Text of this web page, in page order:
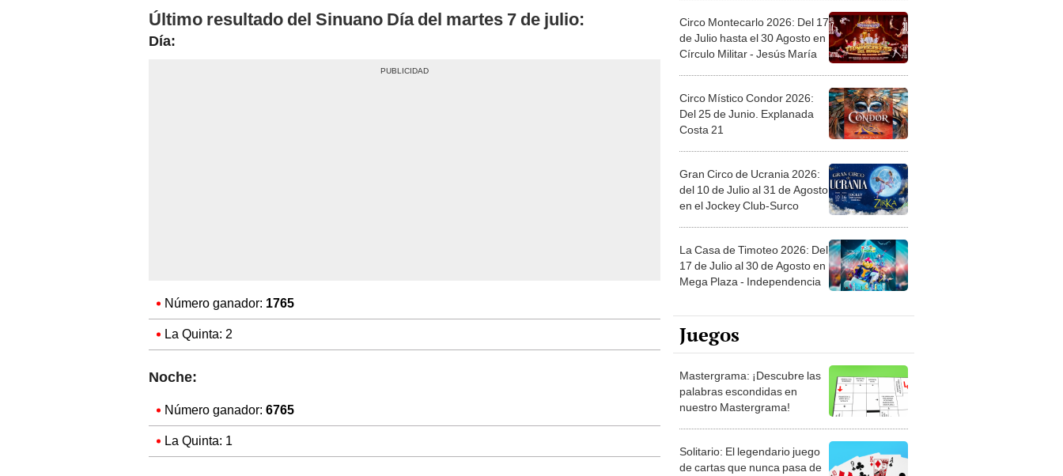
Último resultado del Sinuano Día del martes 7 de julio:
Día:
Número ganador: 1765
La Quinta: 2
Noche:
Número ganador: 6765
La Quinta: 1
Circo Montecarlo 2026: Del 17
de Julio hasta el 30 Agosto en
Círculo Militar - Jesús María
Circo Místico Condor 2026:
Del 25 de Junio. Explanada
Costa 21
Gran Circo de Ucrania 2026:
del 10 de Julio al 31 de Agosto
en el Jockey Club-Surco
La Casa de Timoteo 2026: Del
17 de Julio al 30 de Agosto en
Mega Plaza - Independencia
Juegos
Mastergrama: ¡Descubre las
palabras escondidas en
nuestro Mastergrama!
Solitario: El legendario juego
de cartas que nunca pasa de